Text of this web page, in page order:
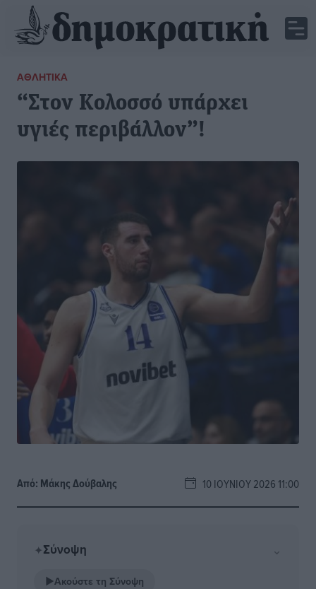
ΑΘΛΗΤΙΚΆ
“Στον Κολοσσό υπάρχει
υγιές περιβάλλον”!
Από: Μάκης Δούβαλης 10 ΙΟΥΝΊΟΥ 2026 11:00
✦Σύνοψη ⌄
▶Ακούστε τη Σύνοψη